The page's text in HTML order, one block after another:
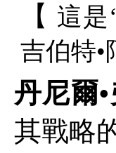
【 這是
吉伯特•
丹尼爾•
其戰略